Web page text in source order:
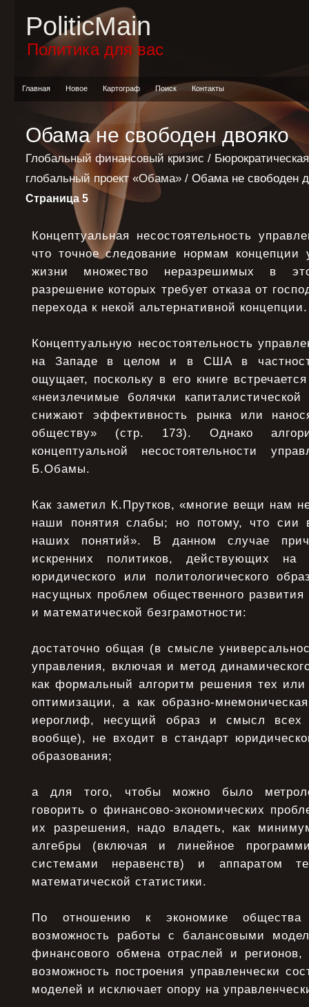
PoliticMain
Политика для вас
Главная Новое Картограф Поиск Контакты
Обама не свободен двояко
Глобальный финансовый кризис /
глобальный проект «Обама» / Обама не свободен
Страница 5
Концептуальная несостоятельность
что точное следование нормам концепции
жизни множество неразрешимых в
разрешение которых требует отказа от
перехода к некой альтернативной концепции.
Концептуальную несостоятельность
на Западе в целом и в США в
ощущает, поскольку в его книге
«неизлечимые болячки
снижают эффективность рынка или
обществу» (стр. 173). Однако
концептуальной несостоятельности
Б.Обамы.
Как заметил К.Прутков, «многие вещи нам
наши понятия слабы; но потому, что сии
наших понятий». В данном случае
искренних политиков, действующих на
юридического или политологического
насущных проблем общественного
и математической безграмотности:
достаточно общая (в смысле
управления, включая и метод
как формальный алгоритм решения тех или
оптимизации, а как образно-
иероглиф, несущий образ и смысл всех
вообще), не входит в стандарт
образования;
а для того, чтобы можно было
говорить о финансово-эко­но­ми­ческих
их разрешения, надо владеть, как
алгебры (включая и линейное
системами неравенств) и аппаратом
математической статистики.
По отношению к экономике общества
возможность работы с балансовыми
финансового обмена отраслей и регионов,
возможность построения управленчески
моделей и исключает опору на